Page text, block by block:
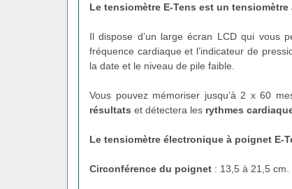
Le tensiomètre E-Tens est un
Il dispose d’un large écran LCD qui vous
fréquence cardiaque et l’indicateur de
la date et le niveau de pile faible.
Vous pouvez mémoriser jusqu’à 2 x 60
résultats et détectera les rythmes
Le tensiomètre électronique à poignet E-
Circonférence du poignet : 13,5 à 21,5 cm.